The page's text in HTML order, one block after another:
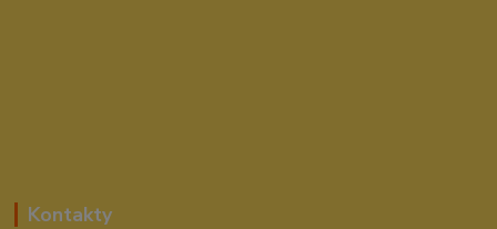
Kontakty